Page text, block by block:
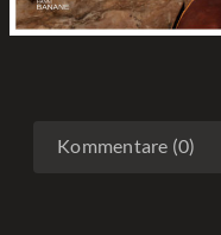
Kommentare (0)